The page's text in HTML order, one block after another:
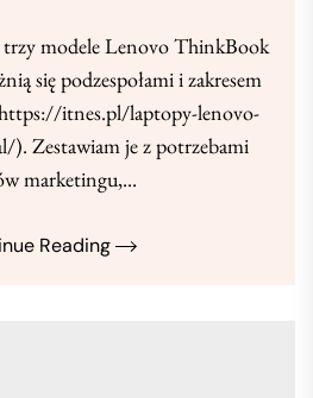
modele Lenovo ThinkBook
się podzespołami i zakresem
itnes.pl/laptopy-lenovo-
). Zestawiam je z potrzebami
marketingu,...
Reading